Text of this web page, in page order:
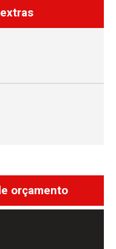
orçamento